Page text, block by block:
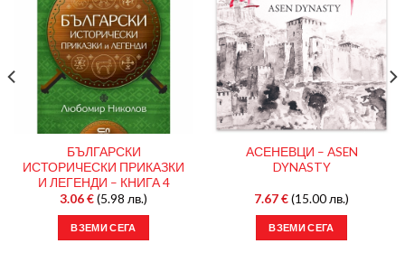
БЪЛГАРСКИ
ИСТОРИЧЕСКИ ПРИКАЗКИ
И ЛЕГЕНДИ – КНИГА 4
3.06€(5.98 лв.)
ВЗЕМИ СЕГА
АСЕНЕВЦИ – ASEN
DYNASTY
7.67€(15.00 лв.)
ВЗЕМИ СЕГА